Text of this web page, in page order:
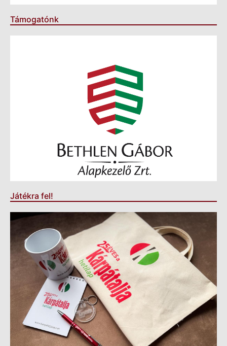
Támogatónk
Játékra fel!